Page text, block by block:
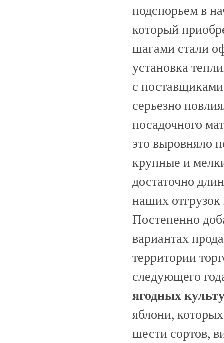
подспорьем в
который
шагами стали
установка
с
серьезно
посадочного
это выровняло
крупные и
достаточно
наших
Постепенно
вариантах
территории
следующего
ягодных
яблони,
шести сортов,